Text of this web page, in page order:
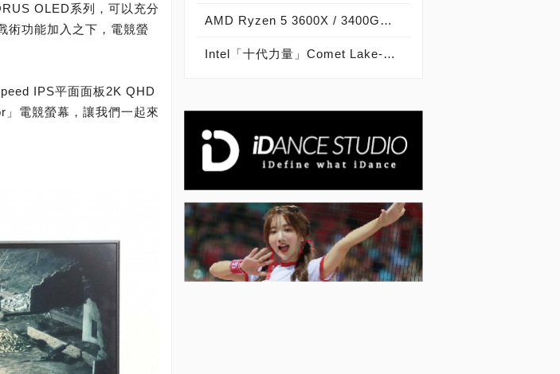
OLED系列，可以充分
術功能加入之下，電競螢
IPS平面面板2K QHD
電競螢幕，讓我們一起來
AMD Ryzen 5 3600X / 3400G開箱實測，獨顯內顯皆高效，主流電競最佳平台！
Intel「十代力量」Comet Lake-S該買嗎？Core i9 / i7 / i5 / i3效能評測 ft. Ryzen 3000效能評比 / ROG Z490 MAXIMUS XII FORMULA